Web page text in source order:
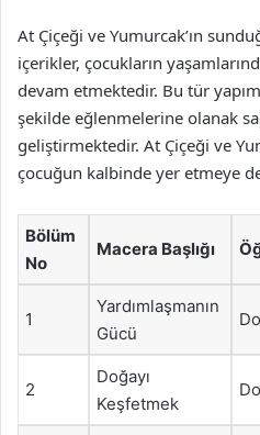
At Çiçeği ve Yumurcak’ın
içerikler, çocukların
devam etmektedir. Bu tür
şekilde eğlenmelerine olanak
geliştirmektedir. At Çiçeği ve
çocuğun kalbinde yer etmeye
Bölüm
No
Macera Başlığı
1
Yardımlaşmanın
Gücü
2
Doğayı
Keşfetmek